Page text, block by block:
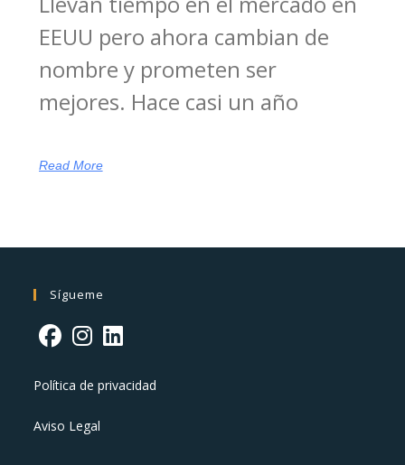
EEUU pero ahora cambian de
nombre y prometen ser
mejores. Hace casi un año
Read More
Sígueme
Política de privacidad
Aviso Legal